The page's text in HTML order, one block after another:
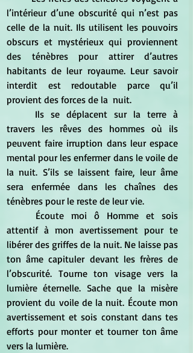
l’intérieur d’une obscurité qui n’est pas
celle de la nuit. Ils utilisent les pouvoirs
obscurs et mystérieux qui proviennent
des ténèbres pour attirer d’autres
habitants de leur royaume. Leur savoir
interdit est redoutable parce qu’il
provient des forces de la  nuit.
travers les rêves des hommes où ils
peuvent faire irruption dans leur espace
mental pour les enfermer dans le voile de
la nuit. S’ils se laissent faire, leur âme
sera enfermée dans les chaînes des
ténèbres pour le reste de leur vie.
attentif à mon avertissement pour te
libérer des griffes de la nuit. Ne laisse pas
ton âme capituler devant les frères de
l’obscurité. Tourne ton visage vers la
lumière éternelle. Sache que la misère
provient du voile de la nuit. Écoute mon
avertissement et sois constant dans tes
efforts pour monter et tourner ton âme
vers la lumière.